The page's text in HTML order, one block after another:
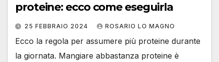
proteine: ecco come eseguirla
25 FEBBRAIO 2024 ROSARIO LO MAGNO
Ecco la regola per assumere più proteine durante
la giornata. Mangiare abbastanza proteine è